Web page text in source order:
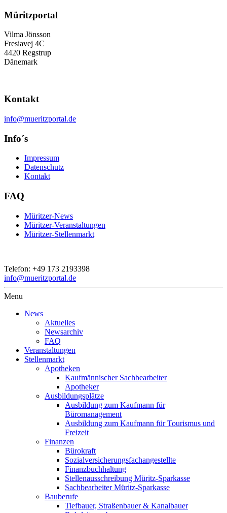
Müritzportal
Vilma Jönsson
Fresiavej 4C
4420 Regstrup
Dänemark
Kontakt
info@mueritzportal.de
Info´s
Impressum
Datenschutz
Kontakt
FAQ
Müritzer-News
Müritzer-Veranstaltungen
Müritzer-Stellenmarkt
Telefon: +49 173 2193398
info@mueritzportal.de
Menu
News
Aktuelles
Newsarchiv
FAQ
Veranstaltungen
Stellenmarkt
Apotheken
Kaufmännischer Sachbearbeiter
Apotheker
Ausbildungsplätze
Ausbildung zum Kaufmann für
Büromanagement
Ausbildung zum Kaufmann für Tourismus und
Freizeit
Finanzen
Bürokraft
Sozialversicherungsfachangestellte
Finanzbuchhaltung
Stellenausschreibung Müritz-Sparkasse
Sachbearbeiter Müritz-Sparkasse
Bauberufe
Tiefbauer, Straßenbauer & Kanalbauer